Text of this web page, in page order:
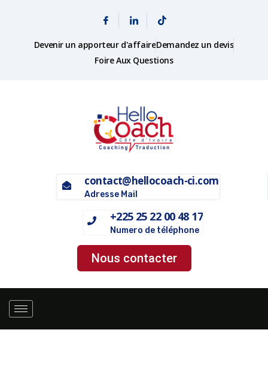
Devenir un apporteur d'affaireDemandez un devis
Foire Aux Questions
contact@hellocoach-ci.com
Adresse Mail
+225 25 22 00 48 17
Numero de téléphone
Nous contacter